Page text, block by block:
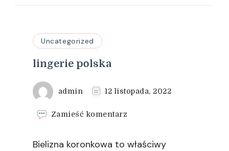
Uncategorized
lingerie polska
admin 12 listopada, 2022
Zamieść komentarz
polska
Bielizna koronkowa to właściwy